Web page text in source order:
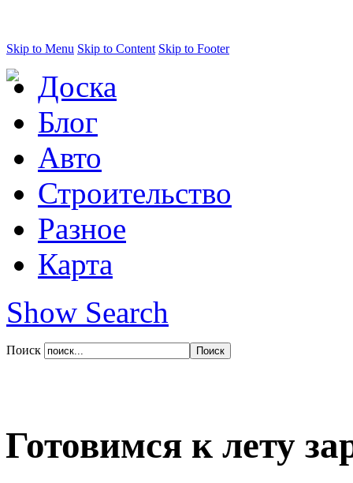
Skip to Menu Skip to Content Skip to Footer
Доска
Блог
Авто
Строительство
Разное
Карта
Show Search
Поиск
Готовимся к лету